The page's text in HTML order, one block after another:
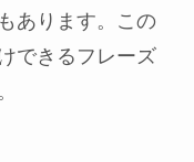
あります。この
できるフレーズ